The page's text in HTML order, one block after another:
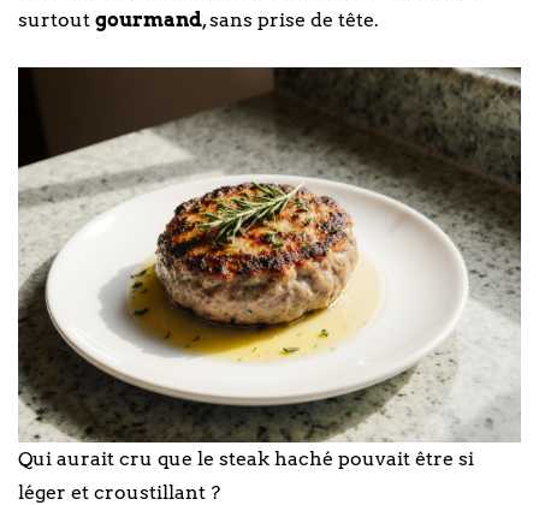
surtout gourmand, sans prise de tête.
Qui aurait cru que le steak haché pouvait être si
léger et croustillant ?